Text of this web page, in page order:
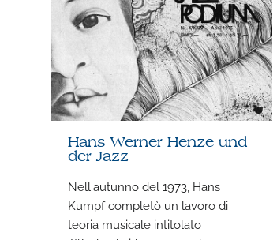
Hans Werner Henze und
der Jazz
Nell'autunno del 1973, Hans
Kumpf completò un lavoro di
teoria musicale intitolato